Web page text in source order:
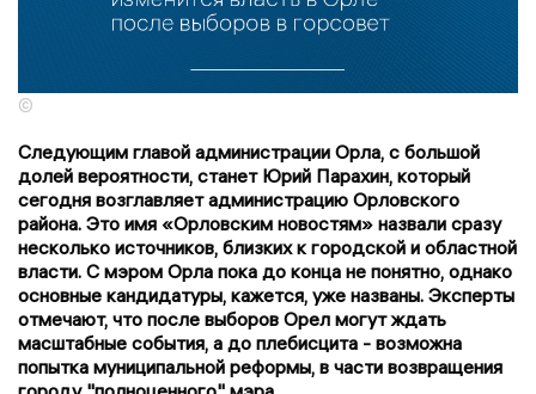
©
Следующим главой администрации Орла, с большой
долей вероятности, станет Юрий Парахин, который
сегодня возглавляет администрацию Орловского
района. Это имя «Орловским новостям» назвали сразу
несколько источников, близких к городской и областной
власти. С мэром Орла пока до конца не понятно, однако
основные кандидатуры, кажется, уже названы. Эксперты
отмечают, что после выборов Орел могут ждать
масштабные события, а до плебисцита - возможна
попытка муниципальной реформы, в части возвращения